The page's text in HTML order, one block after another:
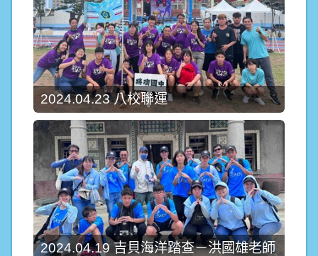
2024.04.23 八校聯運
2024.04.19 吉貝海洋踏查－洪國雄老師